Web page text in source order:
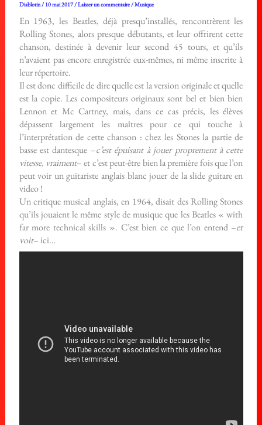
Diablotin/ 10 mai 2017/Laisser un commentaire/Musique
En 1963, les Beatles, déjà presqu’installés, rencontrèrent les
Rolling Stones, alors presque débutants, et leur offrirent cette
chanson, destinée à devenir leur second 45 tours, et qu’ils
n’avaient pas encore enregistrée eux-mêmes, ni même inscrite à
leur répertoire.
Il est donc difficile de dire quelle est la version originale et quelle
est la copie. Les compositeurs originaux sont bel et bien bien
Lennon et Mc Cartney, mais, dans ce cas précis, les élèves
dépassent largement les maîtres pour ce qui touche à
l’interprétation de cette chanson : chez les Stones la partie de
basse est dantesque –c’est épuisant à jouer proprement à cette
vitesse, vraiment– et c’est peut-être bien la première fois que l’on
peut voir un guitariste anglais blanc jouer de la slide guitare en
video !
Un critique musical anglais, en 1964, disait des Rolling Stones
qu’ils jouaient le même style de musique que les Beatles « with
far more technical skills ». C’est bien ce que l’on entend –et
voit– ici…